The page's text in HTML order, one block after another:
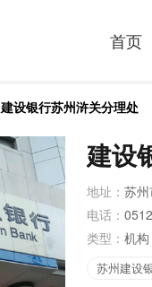
首页
建设银行苏州浒关分理处
建设
地址： 苏
电话：
类型： 机构
苏州建设